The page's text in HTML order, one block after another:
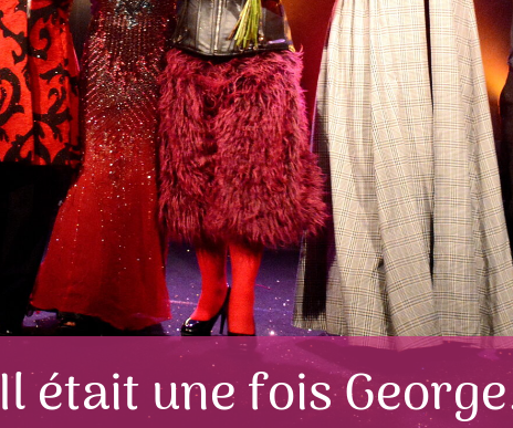
Il était une fois